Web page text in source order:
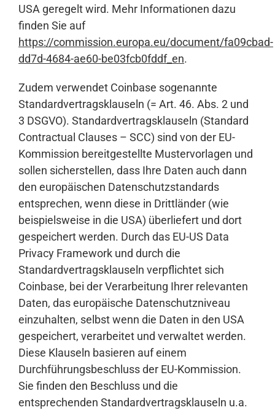
USA geregelt wird. Mehr Informationen dazu
finden Sie auf
https://commission.europa.eu/document/fa09cbad-
dd7d-4684-ae60-be03fcb0fddf_en.
Zudem verwendet Coinbase sogenannte
Standardvertragsklauseln (= Art. 46. Abs. 2 und
3 DSGVO). Standardvertragsklauseln (Standard
Contractual Clauses – SCC) sind von der EU-
Kommission bereitgestellte Mustervorlagen und
sollen sicherstellen, dass Ihre Daten auch dann
den europäischen Datenschutzstandards
entsprechen, wenn diese in Drittländer (wie
beispielsweise in die USA) überliefert und dort
gespeichert werden. Durch das EU-US Data
Privacy Framework und durch die
Standardvertragsklauseln verpflichtet sich
Coinbase, bei der Verarbeitung Ihrer relevanten
Daten, das europäische Datenschutzniveau
einzuhalten, selbst wenn die Daten in den USA
gespeichert, verarbeitet und verwaltet werden.
Diese Klauseln basieren auf einem
Durchführungsbeschluss der EU-Kommission.
Sie finden den Beschluss und die
entsprechenden Standardvertragsklauseln u.a.